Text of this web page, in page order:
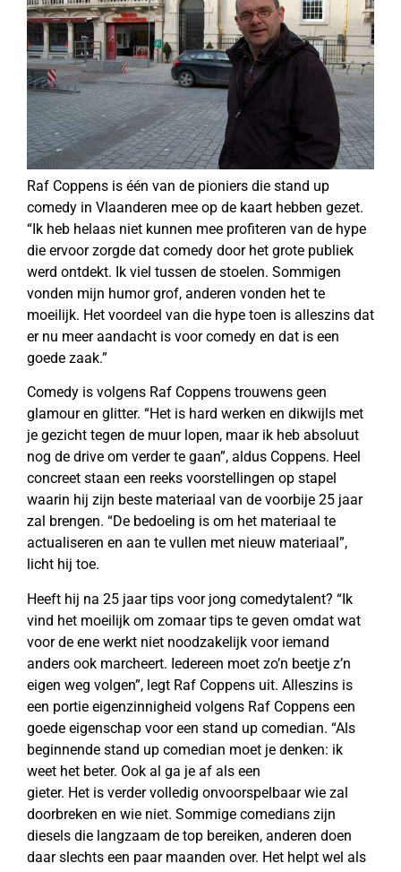
Raf Coppens is één van de pioniers die stand up
comedy in Vlaanderen mee op de kaart hebben gezet.
“Ik heb helaas niet kunnen mee profiteren van de hype
die ervoor zorgde dat comedy door het grote publiek
werd ontdekt. Ik viel tussen de stoelen. Sommigen
vonden mijn humor grof, anderen vonden het te
moeilijk. Het voordeel van die hype toen is alleszins dat
er nu meer aandacht is voor comedy en dat is een
goede zaak.”
Comedy is volgens Raf Coppens trouwens geen
glamour en glitter. “Het is hard werken en dikwijls met
je gezicht tegen de muur lopen, maar ik heb absoluut
nog de drive om verder te gaan”, aldus Coppens. Heel
concreet staan een reeks voorstellingen op stapel
waarin hij zijn beste materiaal van de voorbije 25 jaar
zal brengen. “De bedoeling is om het materiaal te
actualiseren en aan te vullen met nieuw materiaal”,
licht hij toe.
Heeft hij na 25 jaar tips voor jong comedytalent? “Ik
vind het moeilijk om zomaar tips te geven omdat wat
voor de ene werkt niet noodzakelijk voor iemand
anders ook marcheert. Iedereen moet zo’n beetje z’n
eigen weg volgen”, legt Raf Coppens uit. Alleszins is
een portie eigenzinnigheid volgens Raf Coppens een
goede eigenschap voor een stand up comedian. “Als
beginnende stand up comedian moet je denken: ik
weet het beter. Ook al ga je af als een
gieter. Het is verder volledig onvoorspelbaar wie zal
doorbreken en wie niet. Sommige comedians zijn
diesels die langzaam de top bereiken, anderen doen
daar slechts een paar maanden over. Het helpt wel als